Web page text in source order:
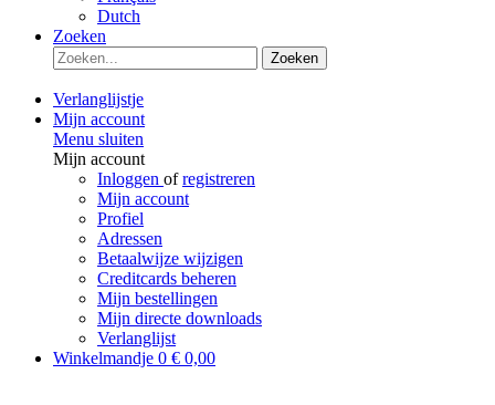
Dutch
Zoeken
Zoeken
Verlanglijstje
Mijn account
Menu sluiten
Mijn account
Inloggen ofregistreren
Mijn account
Profiel
Adressen
Betaalwijze wijzigen
Creditcards beheren
Mijn bestellingen
Mijn directe downloads
Verlanglijst
Winkelmandje 0 € 0,00